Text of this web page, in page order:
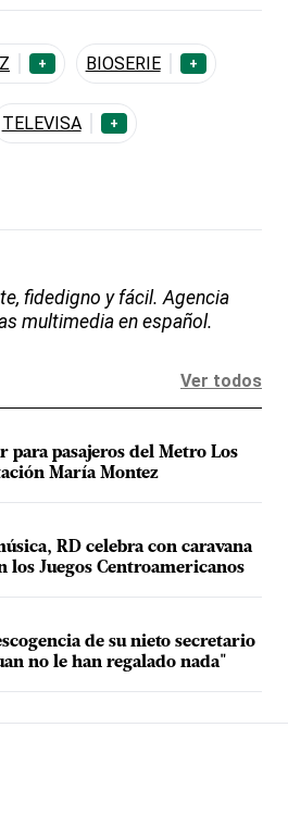
+ BIOSERIE +
TELEVISA +
fidedigno y fácil. Agencia
multimedia en español.
Ver todos
pasajeros del Metro Los
María Montez
RD celebra con caravana
los Juegos Centroamericanos
de su nieto secretario
no le han regalado nada"